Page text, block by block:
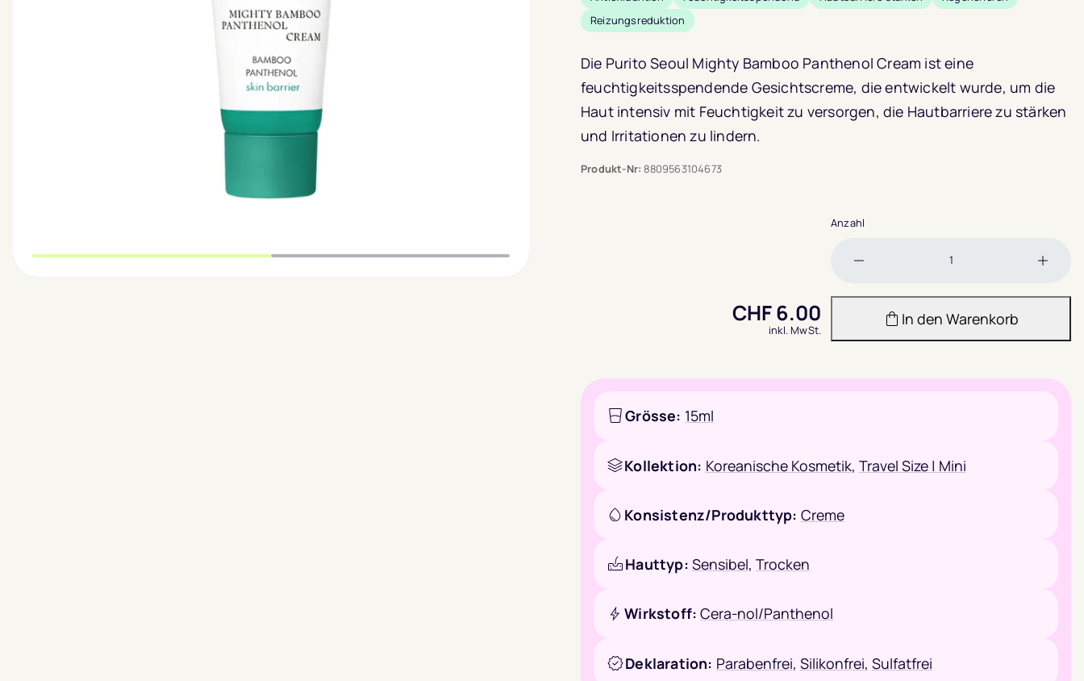
Reizungsreduktion
Die Purito Seoul Mighty Bamboo Panthenol Cream ist eine
feuchtigkeitsspendende Gesichtscreme, die entwickelt wurde, um die
Haut intensiv mit Feuchtigkeit zu versorgen, die Hautbarriere zu stärken
und Irritationen zu lindern.
Produkt-Nr: 8809563104673
Anzahl
verringern
CHF6.00
inkl. MwSt.
In den Warenkorb
Grösse: 15ml
Kollektion: Koreanische Kosmetik, Travel Size | Mini
Konsistenz/Produkttyp: Creme
Hauttyp:Sensibel,Trocken
Wirkstoff:Cera-nol/Panthenol
Deklaration: Parabenfrei, Silikonfrei, Sulfatfrei